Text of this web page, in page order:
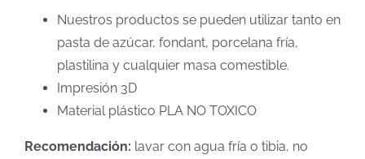
Nuestros productos se pueden utilizar tanto en
pasta de azúcar, fondant, porcelana fría,
plastilina y cualquier masa comestible.
Impresión 3D
Material plástico PLA NO TOXICO
Recomendación: lavar con agua fría o tibia, no